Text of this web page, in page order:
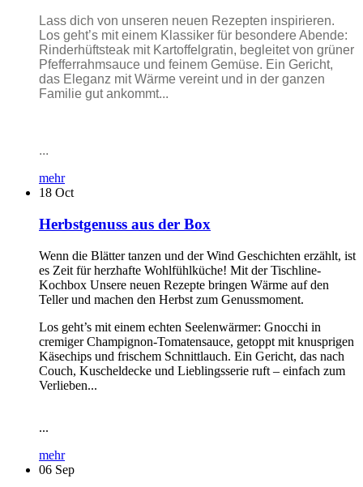
Lass dich von unseren neuen Rezepten inspirieren.
Los geht’s mit einem Klassiker für besondere Abende:
Rinderhüftsteak mit Kartoffelgratin, begleitet von grüner
Pfefferrahmsauce und feinem Gemüse. Ein Gericht,
das Eleganz mit Wärme vereint und in der ganzen
Familie gut ankommt...
...
mehr
18 Oct
Herbstgenuss aus der Box
Wenn die Blätter tanzen und der Wind Geschichten erzählt, ist
es Zeit für herzhafte Wohlfühlküche! Mit der Tischline-
Kochbox Unsere neuen Rezepte bringen Wärme auf den
Teller und machen den Herbst zum Genussmoment.
Los geht’s mit einem echten Seelenwärmer: Gnocchi in
cremiger Champignon-Tomatensauce, getoppt mit knusprigen
Käsechips und frischem Schnittlauch. Ein Gericht, das nach
Couch, Kuscheldecke und Lieblingsserie ruft – einfach zum
Verlieben...
...
mehr
06 Sep